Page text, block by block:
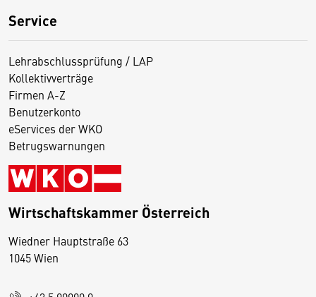
Service
Lehrabschlussprüfung / LAP
Kollektivverträge
Firmen A-Z
Benutzerkonto
eServices der WKO
Betrugswarnungen
Wirtschaftskammer Österreich
Wiedner Hauptstraße 63
1045 Wien
D